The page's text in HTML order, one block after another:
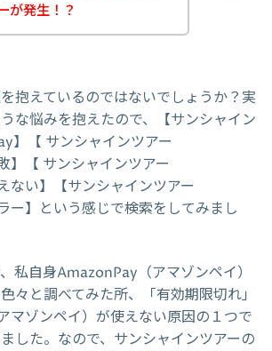
が発生！？
抱えているのではないでしょうか？実
な悩みを抱えたので、【サンシャイン
】【 サンシャインツアー
【 サンシャインツアー
い】【サンシャインツアー
】という感じで検索をしてみまし
私自身AmazonPay（アマゾンペイ）
々と調べてみた所、「有効期限切れ」
マゾンペイ）が使えない原因の１つで
した。なので、サンシャインツアーの